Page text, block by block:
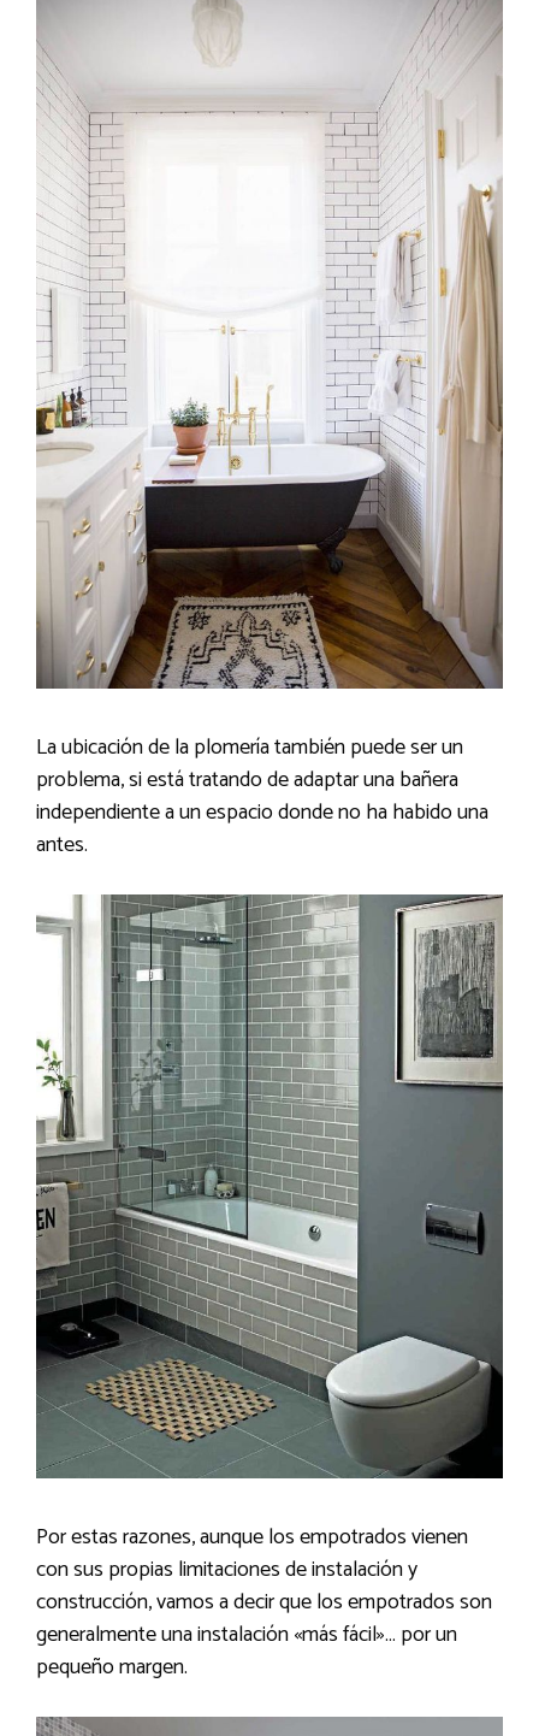
La ubicación de la plomería también puede ser un
problema, si está tratando de adaptar una bañera
independiente a un espacio donde no ha habido una
antes.
Por estas razones, aunque los empotrados vienen
con sus propias limitaciones de instalación y
construcción, vamos a decir que los empotrados son
generalmente una instalación «más fácil»… por un
pequeño margen.